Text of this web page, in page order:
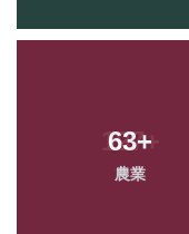
63+
農業